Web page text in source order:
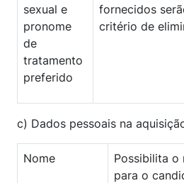
sexual e
pronome
de
tratamento
preferido
fornecidos
critério de
c) Dados pessoais na
Nome
Possibilita o
para o